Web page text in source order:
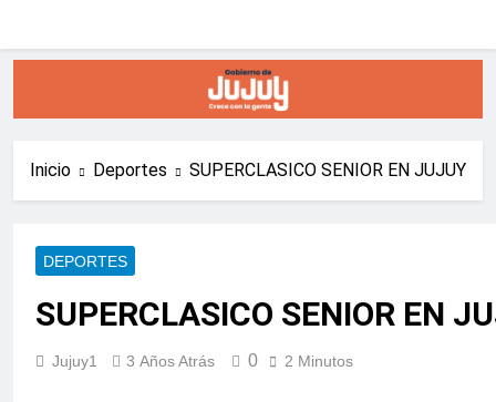
Inicio Deportes SUPERCLASICO SENIOR EN JUJUY
DEPORTES
SUPERCLASICO SENIOR EN
Jujuy1 3 Años Atrás 0 2 Minutos